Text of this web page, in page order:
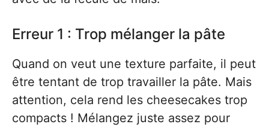
Erreur 1 : Trop mélanger la pâte
Quand on veut une texture parfaite, il peut
être tentant de trop travailler la pâte. Mais
attention, cela rend les cheesecakes trop
compacts ! Mélangez juste assez pour